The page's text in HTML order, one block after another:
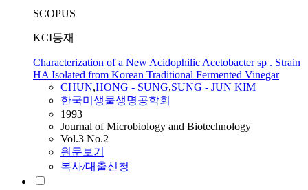
SCOPUS
KCI등재
Characterization of a New Acidophilic Acetobacter sp . Strain
HA Isolated from Korean Traditional Fermented Vinegar
CHUN,HONG - SUNG,SUNG - JUN KIM
한국미생물생명공학회
1993
Journal of Microbiology and Biotechnology
Vol.3 No.2
원문보기
복사/대출신청